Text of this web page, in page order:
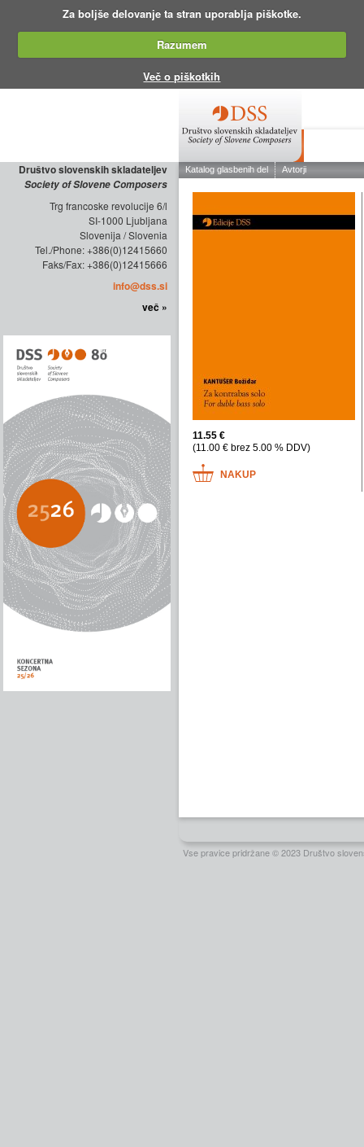
Za boljše delovanje ta stran uporablja piškotke.
Razumem
Več o piškotkih
Društvo slovenskih skladateljev
Society of Slovene Composers
Trg francoske revolucije 6/l
SI-1000 Ljubljana
Slovenija / Slovenia
Tel./Phone: +386(0)12415660
Faks/Fax: +386(0)12415666
info@dss.si
več »
Vse pravice pridržane © 2023 Društvo